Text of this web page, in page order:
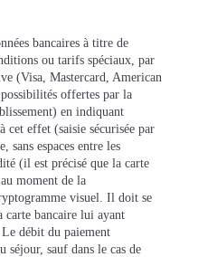
bancaires à titre de
ou tarifs spéciaux, par
(Visa, Mastercard, American
offertes par la
en indiquant
cet effet (saisie sécurisée par
sans espaces entre les
(il est précisé que la carte
moment de la
visuel. Il doit se
carte bancaire lui ayant
débit du paiement
séjour, sauf dans le cas de